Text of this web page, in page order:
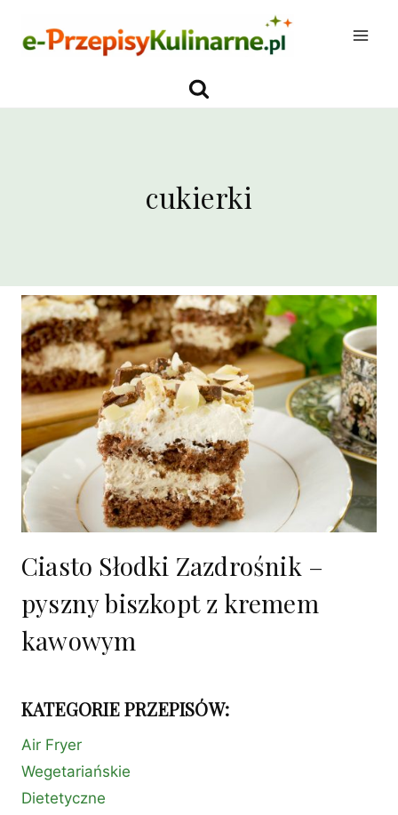
cukierki
Ciasto Słodki Zazdrośnik –
pyszny biszkopt z kremem
kawowym
KATEGORIE PRZEPISÓW:
Air Fryer
Wegetariańskie
Dietetyczne